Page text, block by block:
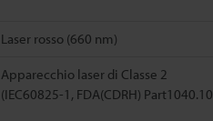
Laser rosso (660 nm)
Apparecchio laser di Classe 2
(IEC60825-1, FDA(CDRH) Part1040.10